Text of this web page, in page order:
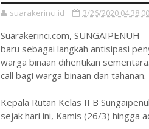
suarakerinci.id 3/26/2020
Suarakerinci.com, SUNGAIPENUH
baru sebagai langkah antisipasi
warga binaan dihentikan
call bagi warga binaan dan tahanan.
Kepala Rutan Kelas II B
sejak hari ini, Kamis (26/3) hingga